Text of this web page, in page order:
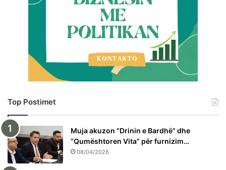
Top Postimet
Muja akuzon “Drinin e Bardhë” dhe
“Qumështoren Vita” për furnizim…
08/04/2026